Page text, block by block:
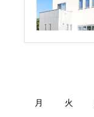
月 火